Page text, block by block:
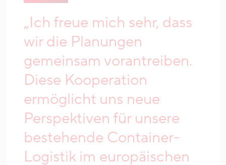
„Ich freue mich sehr, dass
wir die Planungen
gemeinsam vorantreiben.
Diese Kooperation
ermöglicht uns neue
Perspektiven für unsere
bestehende Container-
Logistik im europäischen